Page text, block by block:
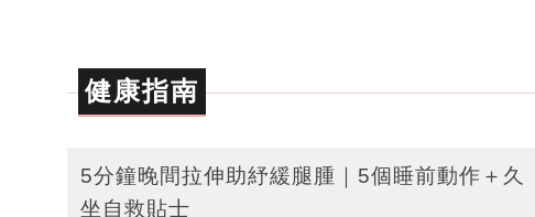
健康指南
5分鐘晚間拉伸助紓緩腿腫｜5個睡前動作＋久
坐自救貼士